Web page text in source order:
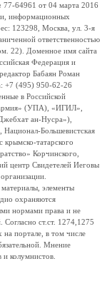
77-64961 от 04 марта 2016
информационных
123298, Москва, ул. 3-я
ответственностью
22). Доменное имя сайта
Федерация и
Бабаян Роман
+7 (495) 950-62-26
в Российской
армия» (УПА), «ИГИЛ»,
ан-Нусра»),
Большевистская
татарского
Корчинского,
центр Свидетелей Иеговы
элементы
охраняются
нормами права и не
Согласно ст.ст. 1274,1275
портале, в том числе
Мнение
колумнистов.